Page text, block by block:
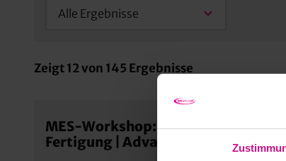
Alle Ergebnisse
Zeigt12von 145 Ergebnisse
MES-Workshop: Planung,
Fertigung | Advanced